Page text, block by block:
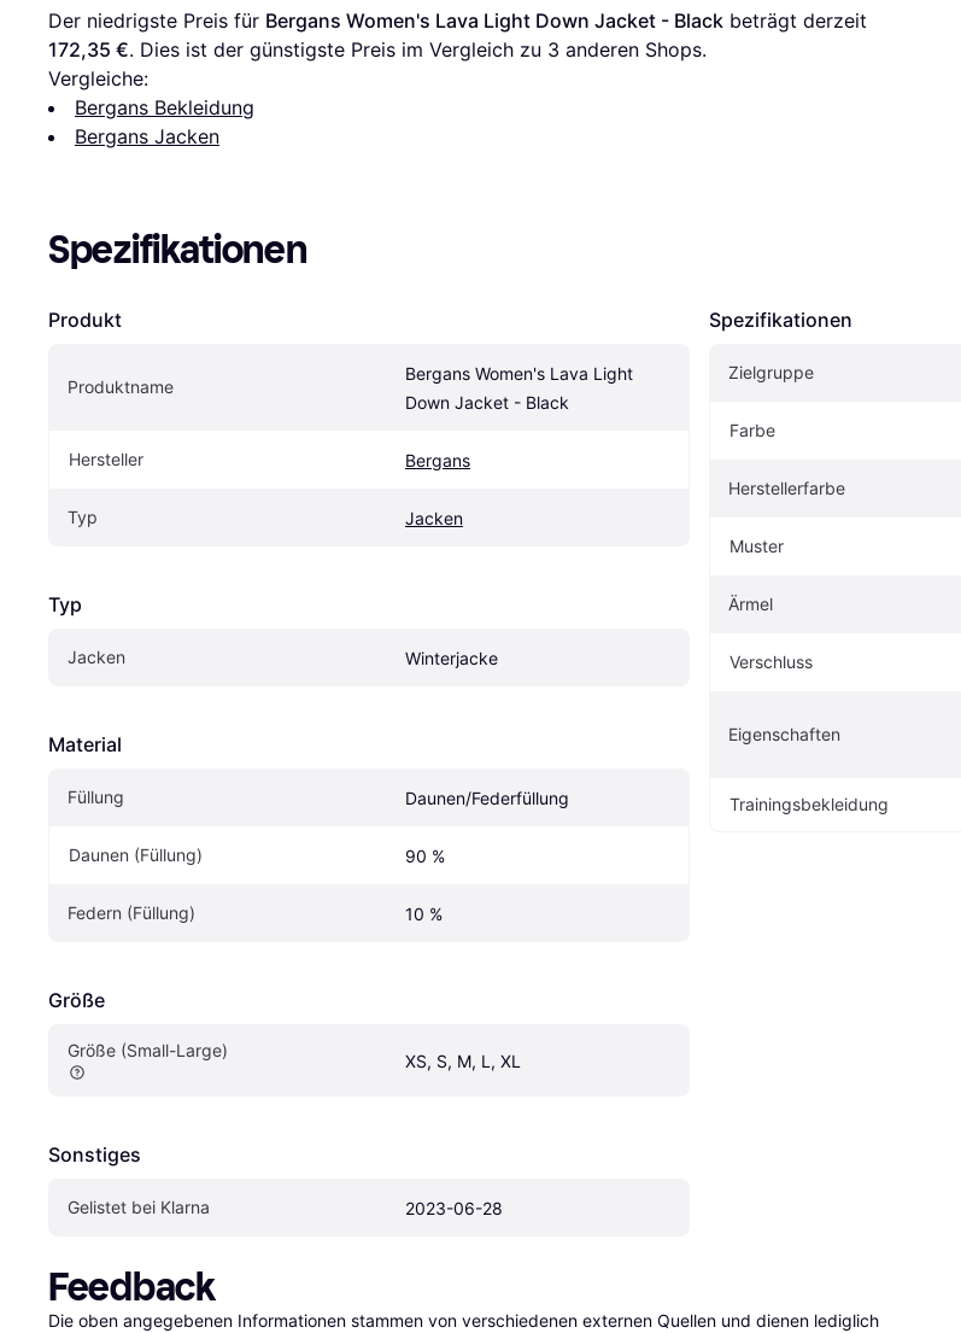
Der niedrigste Preis für Bergans Women's Lava Light Down Jacket - Black
172,35 €. Dies ist der günstigste Preis im Vergleich zu 3 anderen Shops.
Vergleiche:
Bergans Bekleidung
Bergans Jacken
Spezifikationen
Produkt
Produktname
Bergans Women's Lava Light
Down Jacket - Black
Hersteller Bergans
Typ Jacken
Typ
Jacken Winterjacke
Material
Füllung Daunen/Federfüllung
Daunen (Füllung) 90 %
Federn (Füllung) 10 %
Größe
Größe (Small-Large)
XS, S, M, L, XL
Sonstiges
Gelistet bei Klarna 2023-06-28
Spezifikationen
Zielgruppe
Farbe
Herstellerfarbe
Muster
Ärmel
Verschluss
Eigenschaften
Trainingsbekleidung
Feedback
Die oben angegebenen Informationen stammen von verschiedenen externen Quellen und dienen lediglich